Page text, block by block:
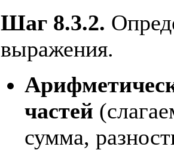
Шаг 8.3.2.
выражения.
частей
сумма,